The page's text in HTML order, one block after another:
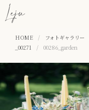
HOME / フォトギャラリー
_00271
/ 00286_garden